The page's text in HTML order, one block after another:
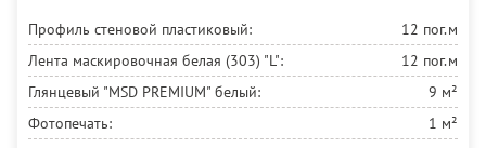
Профиль стеновой пластиковый:
12 пог.м
Лента маскировочная белая (303) "L":
12 пог.м
Глянцевый "MSD PREMIUM" белый:
9 м²
Фотопечать:
1 м²